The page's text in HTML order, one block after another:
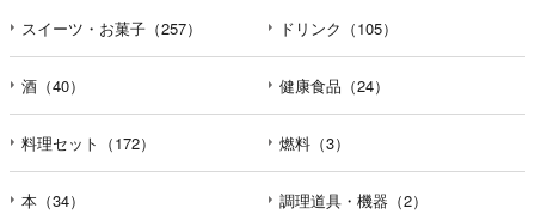
スイーツ・お菓子（257） ドリンク（105）
酒（40） 健康食品（24）
料理セット（172） 燃料（3）
本（34） 調理道具・機器（2）